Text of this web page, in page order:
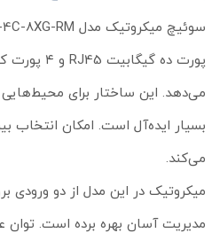
می‌کند.